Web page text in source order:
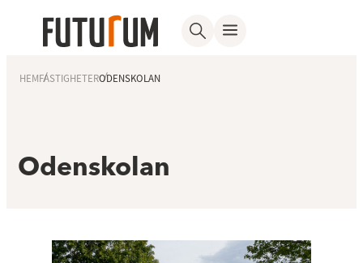
HEMFASTIGHETERODENSKOLAN
Odenskolan